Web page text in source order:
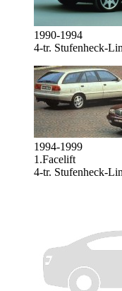
1990-1994
4-tr. Stufenheck-
1994-1999
1.Facelift
4-tr. Stufenheck-